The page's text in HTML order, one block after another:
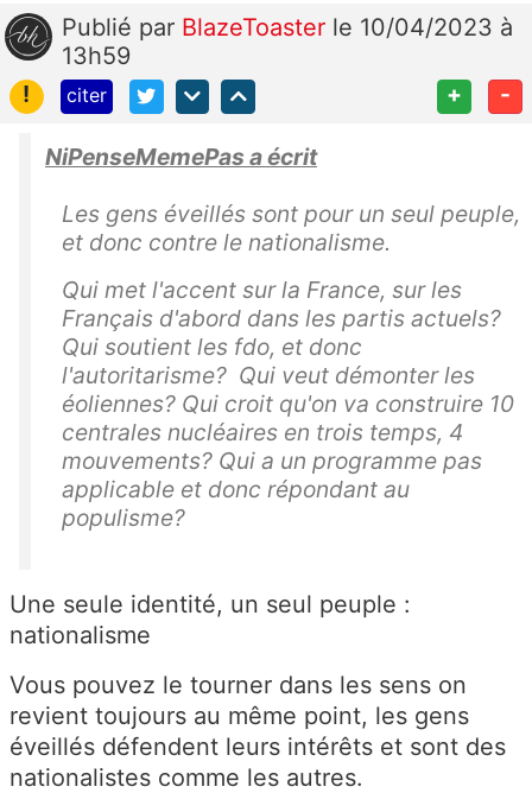
Publié par BlazeToaster le 10/04/2023 à
13h59
!
citer + -
NiPenseMemePas a écrit
Les gens éveillés sont pour un seul peuple,
et donc contre le nationalisme.
Qui met l'accent sur la France, sur les
Français d'abord dans les partis actuels?
Qui soutient les fdo, et donc
l'autoritarisme? Qui veut démonter les
éoliennes? Qui croit qu'on va construire 10
centrales nucléaires en trois temps, 4
mouvements? Qui a un programme pas
applicable et donc répondant au
populisme?
Une seule identité, un seul peuple :
nationalisme
Vous pouvez le tourner dans les sens on
revient toujours au même point, les gens
éveillés défendent leurs intérêts et sont des
nationalistes comme les autres.